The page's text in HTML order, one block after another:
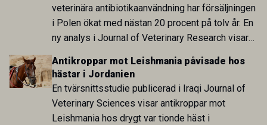
veterinära antibiotikaanvändning har försäljningen
i Polen ökat med nästan 20 procent på tolv år. En
ny analys i Journal of Veterinary Research visar
att skillnaden mot lågförbrukarländer som
Sverige är fortsatt stor.
Antikroppar mot Leishmania påvisade hos
hästar i Jordanien
En tvärsnittsstudie publicerad i Iraqi Journal of
Veterinary Sciences visar antikroppar mot
Leishmania hos drygt var tionde häst i